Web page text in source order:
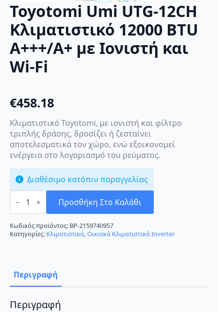
Toyotomi Umi UTG-12CH
Κλιματιστικό 12000 BTU
A+++/A+ με Ιονιστή και
Wi-Fi
€458.18
Κλιματιστικό Toyotomi, με ιονιστή και φίλτρο
τριπλής δράσης, δροσίζει ή ζεσταίνει
αποτελεσματικά τον χώρο, ενώ εξοικονομεί
ενέργεια στο λογαριασμό του ρεύματος.
Διαθέσιμο κατόπιν παραγγελίας
Toyotomi
Umi
12CH
Κλιματιστικό
12000
BTU
και
Wi-
Fi
Προσθήκη Στο Καλάθι
Κωδικός προϊόντος: BP-2159740957
Κατηγορίες: Κλιματιστικά,Οικιακά Κλιματιστικά Inverter
Περιγραφή
Περιγραφή